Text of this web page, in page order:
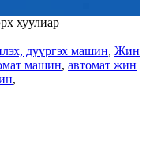
хуулиар
дүүргэх машин, Жин
машин, автомат жин
,